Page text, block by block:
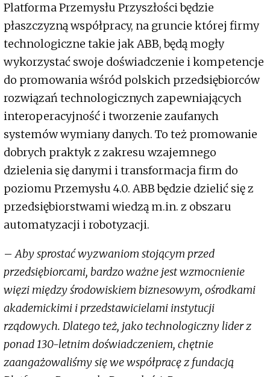
Platforma Przemysłu Przyszłości będzie
płaszczyzną współpracy, na gruncie której firmy
technologiczne takie jak ABB, będą mogły
wykorzystać swoje doświadczenie i kompetencje
do promowania wśród polskich przedsiębiorców
rozwiązań technologicznych zapewniających
interoperacyjność i tworzenie zaufanych
systemów wymiany danych. To też promowanie
dobrych praktyk z zakresu wzajemnego
dzielenia się danymi i transformacja firm do
poziomu Przemysłu 4.0. ABB będzie dzielić się z
przedsiębiorstwami wiedzą m.in. z obszaru
automatyzacji i robotyzacji.
–Aby sprostać wyzwaniom stojącym przed
przedsiębiorcami, bardzo ważne jest wzmocnienie
więzi między środowiskiem biznesowym, ośrodkami
akademickimi i przedstawicielami instytucji
rządowych. Dlatego też, jako technologiczny lider z
ponad 130-letnim doświadczeniem, chętnie
zaangażowaliśmy się we współpracę z fundacją